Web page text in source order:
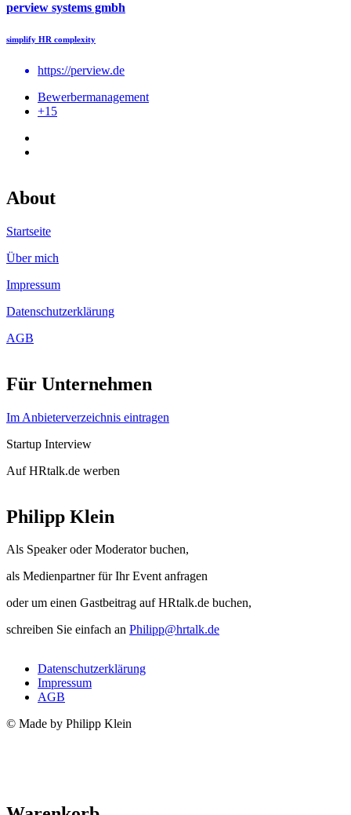
perview systems gmbh
simplify HR complexity
https://perview.de
Bewerbermanagement
+15
About
Startseite
Über mich
Impressum
Datenschutzerklärung
AGB
Für Unternehmen
Im Anbieterverzeichnis eintragen
Startup Interview
Auf HRtalk.de werben
Philipp Klein
Als Speaker oder Moderator buchen,
als Medienpartner für Ihr Event anfragen
oder um einen Gastbeitrag auf HRtalk.de buchen,
schreiben Sie einfach an Philipp@hrtalk.de
Datenschutzerklärung
Impressum
AGB
© Made by Philipp Klein